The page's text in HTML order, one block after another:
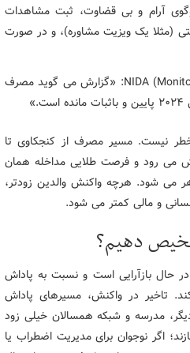
گفت وگوی آرام و بی قضاوت، ثبت مشاهدات
(مثلا یک ویزیت مشاوره)، و در صورت
به نقل از NIDA (Monitoring the Future, ۲۰۲۴): «گزارش می گوید مصرف
خطر نیست. مسیر مصرف از کنجکاوی تا
می رود و فرصت طلایی مداخله همان
می شود. هرچه واکنش والدین زودتر،
و مالی کمتر می شود.
دهیم؟
در بازه ۱۲ تا ۱۸ ساله در حال بازآرایی است و نسبت به پاداش
تاخیر در واکنش، مسیرهای پاداش
مدرسه و شبکه همسالان خیلی زود
اگر نوجوان برای مدیریت اضطراب یا